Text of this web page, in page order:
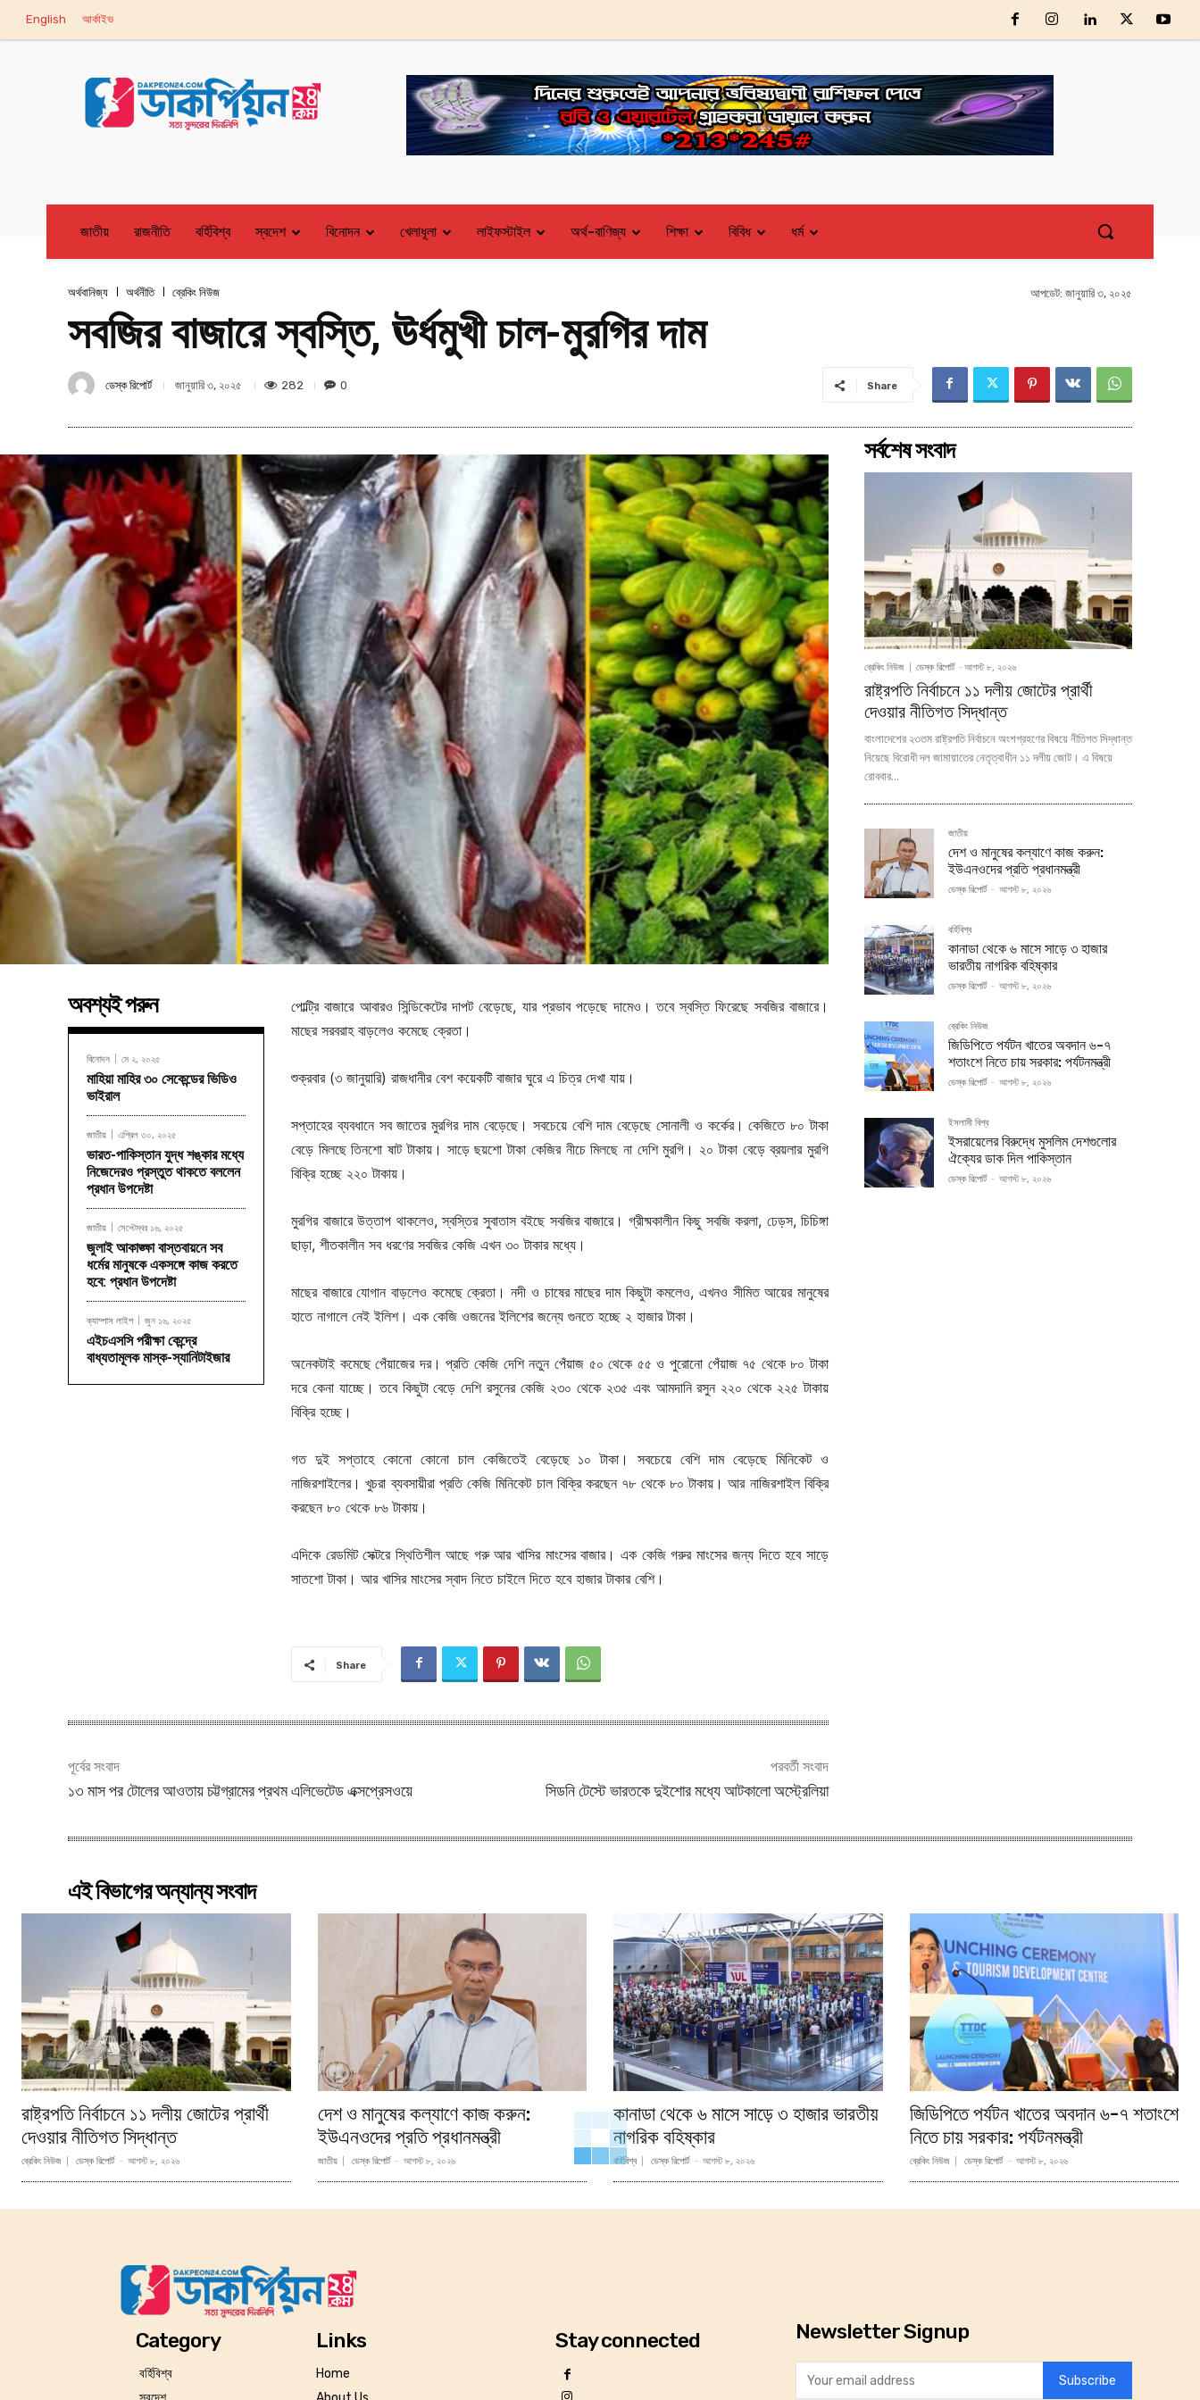
English আর্কাইভ
জাতীয় রাজনীতি বর্হিবিশ্ব স্বদেশ বিনোদন খেলাধূলা লাইফস্টাইল অর্থ-বাণিজ্য শিক্ষা বিবিধ ধর্ম
অর্থবানিজ্য অর্থনীতি ব্রেকিং নিউজ আপডেট: জানুয়ারি ৩, ২০২৫
সবজির বাজারে স্বস্তি, ঊর্ধমুখী চাল-মুরগির দাম
ডেস্ক রিপোর্ট জানুয়ারি ৩, ২০২৫ 282 0 Share
অবশ্যই পরুন
বিনোদন মে ২, ২০২৫
মাহিয়া মাহির ৩০ সেকেন্ডের ভিডিও
ভাইরাল
জাতীয় এপ্রিল ৩০, ২০২৫
ভারত-পাকিস্তান যুদ্ধ শঙ্কার মধ্যে
নিজেদেরও প্রস্তুত থাকতে বললেন
প্রধান উপদেষ্টা
জাতীয় সেপ্টেম্বর ১৬, ২০২৫
জুলাই আকাঙ্ক্ষা বাস্তবায়নে সব
ধর্মের মানুষকে একসঙ্গে কাজ করতে
হবে: প্রধান উপদেষ্টা
ক্যাম্পাস লাইপ জুন ১৬, ২০২৫
এইচএসসি পরীক্ষা কেন্দ্রে
বাধ্যতামূলক মাস্ক-স্যানিটাইজার
পোল্ট্রি বাজারে আবারও সিন্ডিকেটের দাপট বেড়েছে, যার প্রভাব পড়েছে দামেও। তবে স্বস্তি ফিরেছে সবজির বাজারে।
মাছের সরবরাহ বাড়লেও কমেছে ক্রেতা।
শুক্রবার (৩ জানুয়ারি) রাজধানীর বেশ কয়েকটি বাজার ঘুরে এ চিত্র দেখা যায়।
সপ্তাহের ব্যবধানে সব জাতের মুরগির দাম বেড়েছে। সবচেয়ে বেশি দাম বেড়েছে সোনালী ও কর্কের। কেজিতে ৮০ টাকা
বেড়ে মিলছে তিনশো ষাট টাকায়। সাড়ে ছয়শো টাকা কেজির নীচে মিলছে না দেশি মুরগি। ২০ টাকা বেড়ে ব্রয়লার মুরগি
বিক্রি হচ্ছে ২২০ টাকায়।
মুরগির বাজারে উত্তাপ থাকলেও, স্বস্তির সুবাতাস বইছে সবজির বাজারে। গ্রীষ্মকালীন কিছু সবজি করলা, ঢেড়স, চিচিঙ্গা
ছাড়া, শীতকালীন সব ধরণের সবজির কেজি এখন ৩০ টাকার মধ্যে।
মাছের বাজারে যোগান বাড়লেও কমেছে ক্রেতা। নদী ও চাষের মাছের দাম কিছুটা কমলেও, এখনও সীমিত আয়ের মানুষের
হাতে নাগালে নেই ইলিশ। এক কেজি ওজনের ইলিশের জন্যে গুনতে হচ্ছে ২ হাজার টাকা।
অনেকটাই কমেছে পেঁয়াজের দর। প্রতি কেজি দেশি নতুন পেঁয়াজ ৫০ থেকে ৫৫ ও পুরোনো পেঁয়াজ ৭৫ থেকে ৮০ টাকা
দরে কেনা যাচ্ছে। তবে কিছুটা বেড়ে দেশি রসুনের কেজি ২৩০ থেকে ২৩৫ এবং আমদানি রসুন ২২০ থেকে ২২৫ টাকায়
বিক্রি হচ্ছে।
গত দুই সপ্তাহে কোনো কোনো চাল কেজিতেই বেড়েছে ১০ টাকা। সবচেয়ে বেশি দাম বেড়েছে মিনিকেট ও
নাজিরশাইলের। খুচরা ব্যবসায়ীরা প্রতি কেজি মিনিকেট চাল বিক্রি করছেন ৭৮ থেকে ৮০ টাকায়। আর নাজিরশাইল বিক্রি
করছেন ৮০ থেকে ৮৬ টাকায়।
এদিকে রেডমিট সেক্টরে স্থিতিশীল আছে গরু আর খাসির মাংসের বাজার। এক কেজি গরুর মাংসের জন্য দিতে হবে সাড়ে
সাতশো টাকা। আর খাসির মাংসের স্বাদ নিতে চাইলে দিতে হবে হাজার টাকার বেশি।
Share
পূর্বের সংবাদ
১৩ মাস পর টোলের আওতায় চট্টগ্রামের প্রথম এলিভেটেড এক্সপ্রেসওয়ে
পরবর্তী সংবাদ
সিডনি টেস্টে ভারতকে দুইশোর মধ্যে আটকালো অস্ট্রেলিয়া
সর্বশেষ সংবাদ
ব্রেকিং নিউজ ডেস্ক রিপোর্ট - আগস্ট ৮, ২০২৬
রাষ্ট্রপতি নির্বাচনে ১১ দলীয় জোটের প্রার্থী
দেওয়ার নীতিগত সিদ্ধান্ত
বাংলাদেশের ২৩তম রাষ্ট্রপতি নির্বাচনে অংশগ্রহণের বিষয়ে নীতিগত সিদ্ধান্ত
নিয়েছে বিরোধী দল জামায়াতের নেতৃত্বাধীন ১১ দলীয় জোট। এ বিষয়ে
রোববার...
জাতীয়
দেশ ও মানুষের কল্যাণে কাজ করুন:
ইউএনওদের প্রতি প্রধানমন্ত্রী
ডেস্ক রিপোর্ট - আগস্ট ৮, ২০২৬
বর্হিবিশ্ব
কানাডা থেকে ৬ মাসে সাড়ে ৩ হাজার
ভারতীয় নাগরিক বহিষ্কার
ডেস্ক রিপোর্ট - আগস্ট ৮, ২০২৬
ব্রেকিং নিউজ
জিডিপিতে পর্যটন খাতের অবদান ৬-৭
শতাংশে নিতে চায় সরকার: পর্যটনমন্ত্রী
ডেস্ক রিপোর্ট - আগস্ট ৮, ২০২৬
ইসলামী বিশ্ব
ইসরায়েলের বিরুদ্ধে মুসলিম দেশগুলোর
ঐক্যের ডাক দিল পাকিস্তান
ডেস্ক রিপোর্ট - আগস্ট ৮, ২০২৬
এই বিভাগের অন্যান্য সংবাদ
রাষ্ট্রপতি নির্বাচনে ১১ দলীয় জোটের প্রার্থী
দেওয়ার নীতিগত সিদ্ধান্ত
ব্রেকিং নিউজ ডেস্ক রিপোর্ট - আগস্ট ৮, ২০২৬
দেশ ও মানুষের কল্যাণে কাজ করুন:
ইউএনওদের প্রতি প্রধানমন্ত্রী
জাতীয় ডেস্ক রিপোর্ট - আগস্ট ৮, ২০২৬
কানাডা থেকে ৬ মাসে সাড়ে ৩ হাজার ভারতীয়
নাগরিক বহিষ্কার
বর্হিবিশ্ব ডেস্ক রিপোর্ট - আগস্ট ৮, ২০২৬
জিডিপিতে পর্যটন খাতের অবদান ৬-৭ শতাংশে
নিতে চায় সরকার: পর্যটনমন্ত্রী
ব্রেকিং নিউজ ডেস্ক রিপোর্ট - আগস্ট ৮, ২০২৬
Category
বর্হিবিশ্ব
Links
Home
Stay connected Newsletter Signup
Subscribe